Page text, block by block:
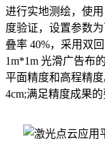
进行实地测绘，使
度验证，设置参数
叠率 40%，采用双
1m*1m 光滑广告布
平面精度和高程精
4cm;满足精度成果的